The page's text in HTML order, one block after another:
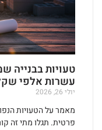
טעויות בבנייה
עשרות אלפי
יולי 26, 2026
מאמר על הטעויות
פרטית. תגלו מתי זה